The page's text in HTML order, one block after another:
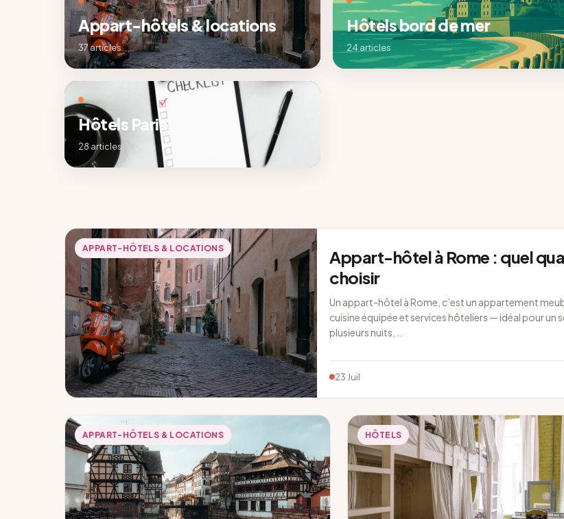
Appart-hôtels & locations
37 articles
Hôtels bord de mer
24 articles
Hôtels Paris
28 articles
APPART-HÔTELS & LOCATIONS
Appart-hôtel à Rome : quel
choisir
Un appart-hôtel à Rome, c’est un appartement
cuisine équipée et services hôteliers — idéal pour un
plusieurs nuits,…
23 Juil
APPART-HÔTELS & LOCATIONS HÔTELS